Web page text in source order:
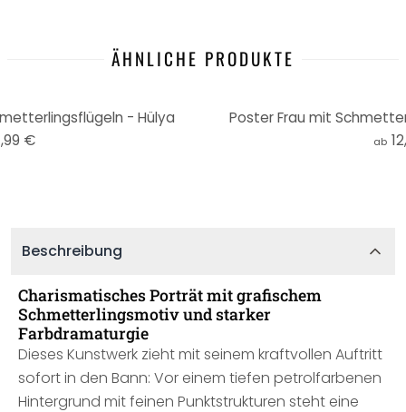
ÄHNLICHE PRODUKTE
- Hülya
€
Poster Frau mit
ab
Beschreibung
Charismatisches Porträt mit grafischem
Schmetterlingsmotiv und starker
Farbdramaturgie
Dieses Kunstwerk zieht mit seinem kraftvollen Auftritt
sofort in den Bann: Vor einem tiefen petrolfarbenen
Hintergrund mit feinen Punktstrukturen steht eine